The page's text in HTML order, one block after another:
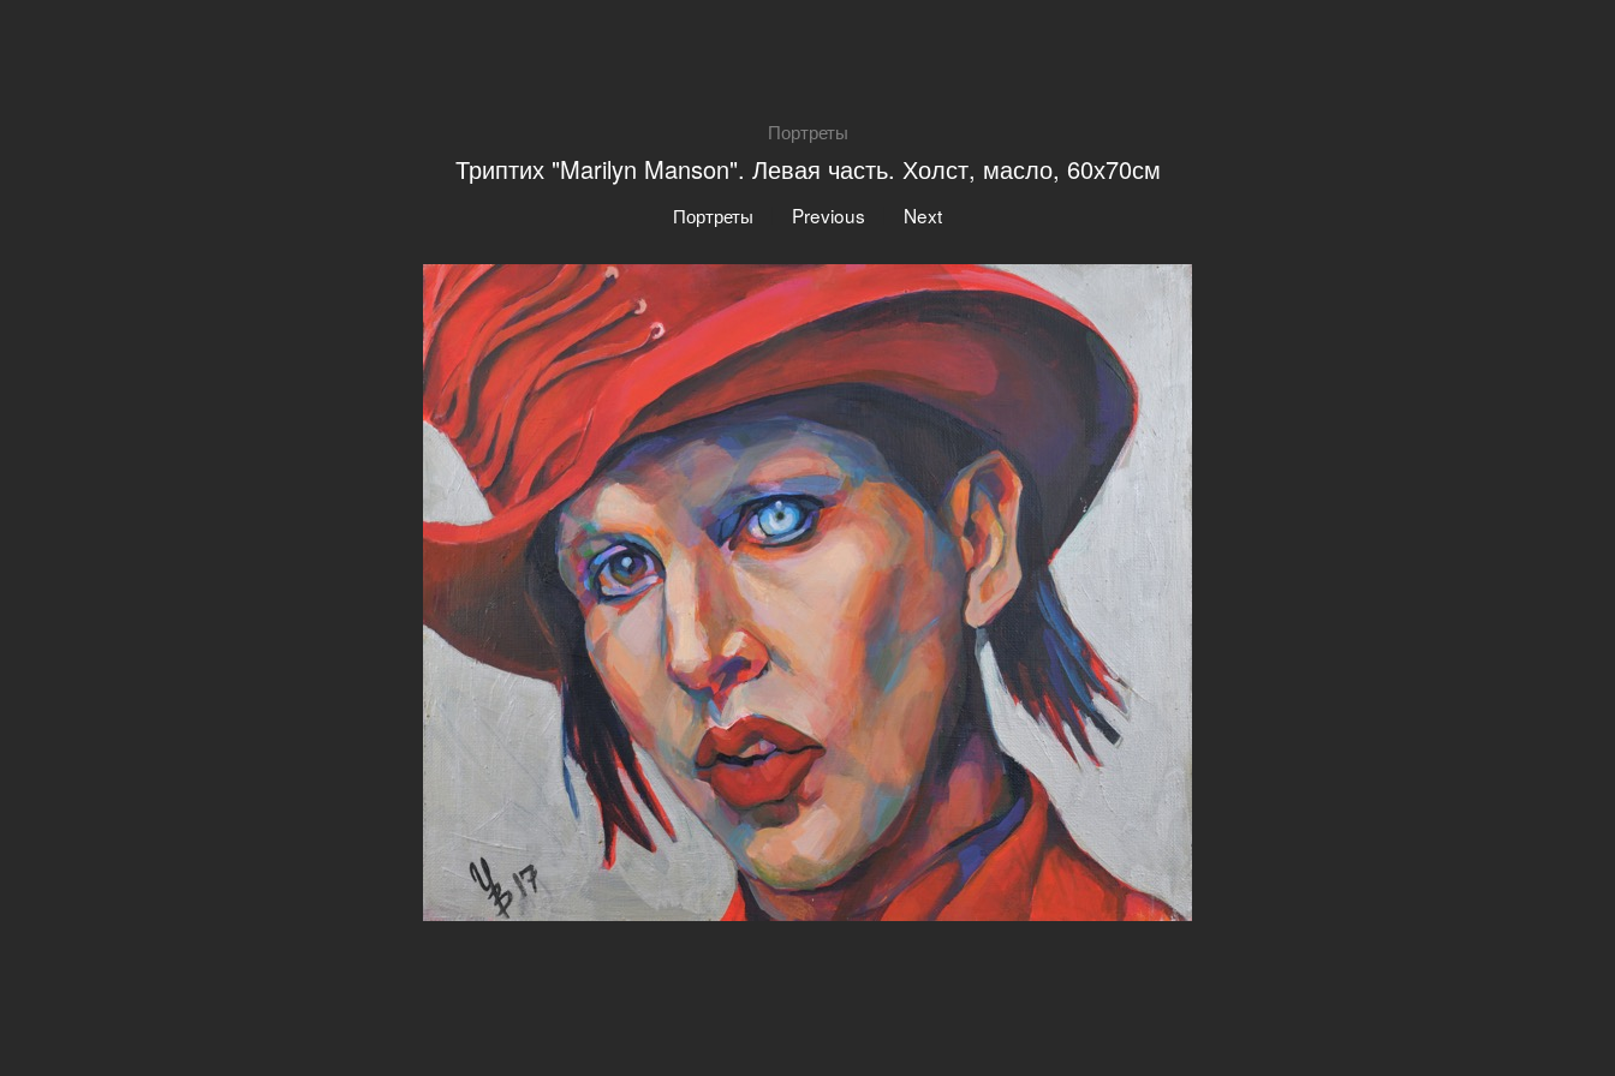
Портреты
Триптих "Marilyn Manson". Левая часть. Холст, масло, 60х70см
Портреты Previous Next